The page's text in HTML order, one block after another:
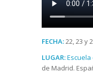
FECHA:22, 23 y
LUGAR:
de Madrid.